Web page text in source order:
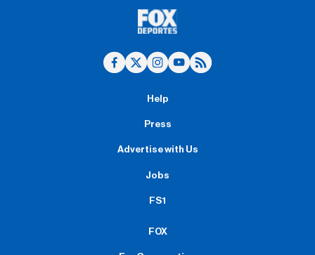
Help
Press
Advertise with Us
Jobs
FS1
FOX